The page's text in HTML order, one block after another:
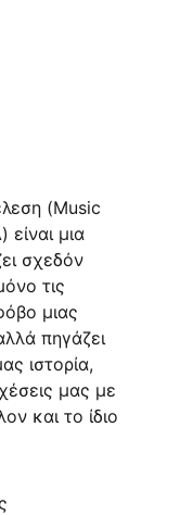
(Music
μια
σχεδόν
τις
μιας
πηγάζει
ιστορία,
μας με
και το ίδιο